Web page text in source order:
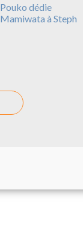
Pouko dédie
Mamiwata à Steph